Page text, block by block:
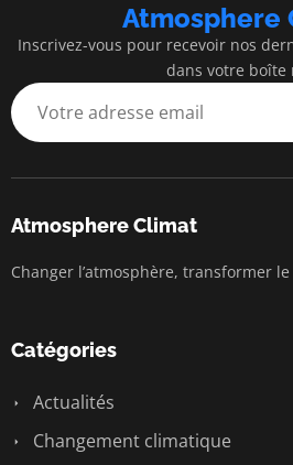
Atmosphere
Inscrivez-vous pour recevoir nos
dans votre boîte
Atmosphere Climat
Changer l’atmosphère, transformer
Catégories
Actualités
Changement climatique